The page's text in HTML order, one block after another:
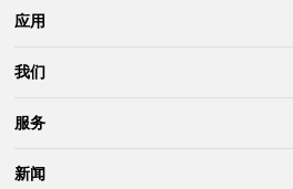
应用
我们
服务
新闻